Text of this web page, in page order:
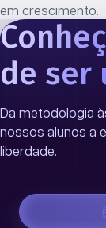
em crescimento.
de ser
Da metodologia
nossos alunos a
liberdade.